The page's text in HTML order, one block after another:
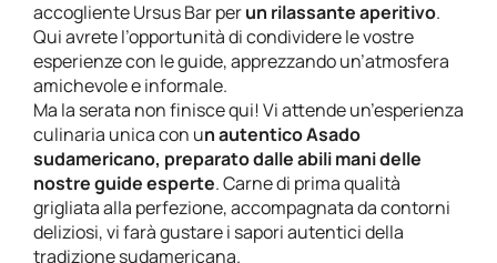
accogliente Ursus Bar perun rilassante aperitivo.
Qui avrete l’opportunità di condividere le vostre
esperienze con le guide, apprezzando un’atmosfera
amichevole e informale.
Ma la serata non finisce qui! Vi attende un’esperienza
culinaria unica con un autentico Asado
sudamericano, preparato dalle abili mani delle
nostre guide esperte. Carne di prima qualità
grigliata alla perfezione, accompagnata da contorni
deliziosi, vi farà gustare i sapori autentici della
tradizione sudamericana.